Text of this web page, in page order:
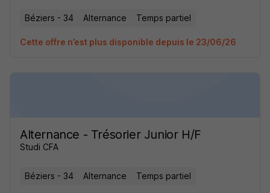
Béziers - 34 Alternance Temps partiel
Cette offre n’est plus disponible depuis le 23/06/26
Alternance - Trésorier Junior H/F
Studi CFA
Béziers - 34 Alternance Temps partiel